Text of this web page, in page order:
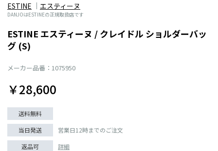
ESTINE エスティーヌ
DANJOはESTINEの正規取扱店です
ESTINE エスティーヌ / クレイドル ショルダーバッ
グ (S)
メーカー品番：1075950
￥28,600
送料無料
当日発送
営業日12時までのご注文
返品可
詳細